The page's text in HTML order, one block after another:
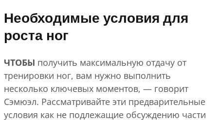
Необходимые условия для
роста ног
ЧТОБЫ получить максимальную отдачу от
тренировки ног, вам нужно выполнить
несколько ключевых моментов, — говорит
Сэмюэл. Рассматривайте эти предварительные
условия как не подлежащие обсуждению части